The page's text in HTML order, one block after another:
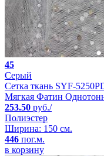
45
Серый
Сетка ткань SYF-
Мягкая Фатин
253.50 руб./
Полиэстер
Ширина: 150 см.
446 пог.м.
в корзину